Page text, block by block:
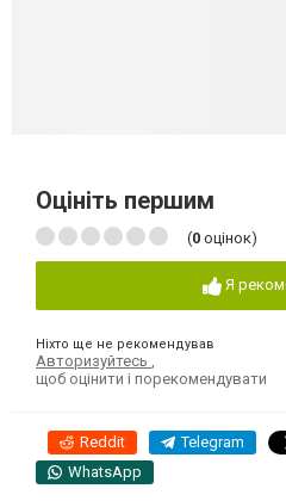
Оцініть першим
(0 оцінок)
Я
Ніхто ще не рекомендував
Авторизуйтесь
щоб оцінити і порекомендувати
Reddit Telegram
WhatsApp